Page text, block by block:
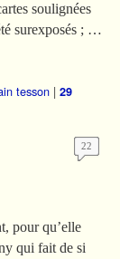
soulignées
surexposés ; …
tesson | 29
22
pour qu’elle
qui fait de si